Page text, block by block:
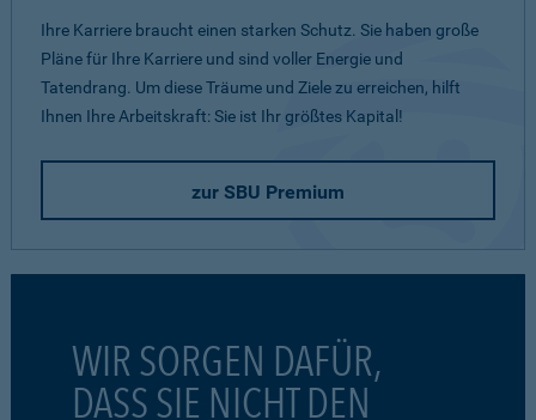
Ihre Karriere braucht einen starken Schutz. Sie haben große
Pläne für Ihre Karriere und sind voller Energie und
Tatendrang. Um diese Träume und Ziele zu erreichen, hilft
Ihnen Ihre Arbeitskraft: Sie ist Ihr größtes Kapital!
zur SBU Premium
WIR SORGEN DAFÜR,
DASS SIE NICHT DEN